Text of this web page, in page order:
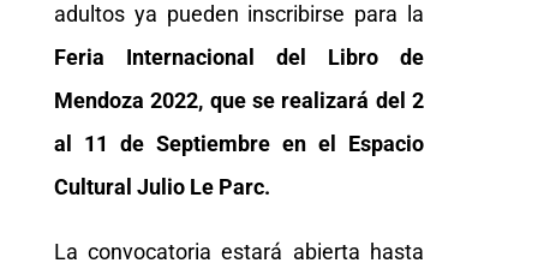
adultos ya pueden inscribirse para la
Feria Internacional del Libro de
Mendoza 2022, que se realizará del 2
al 11 de Septiembre en el Espacio
Cultural Julio Le Parc.
La convocatoria estará abierta hasta